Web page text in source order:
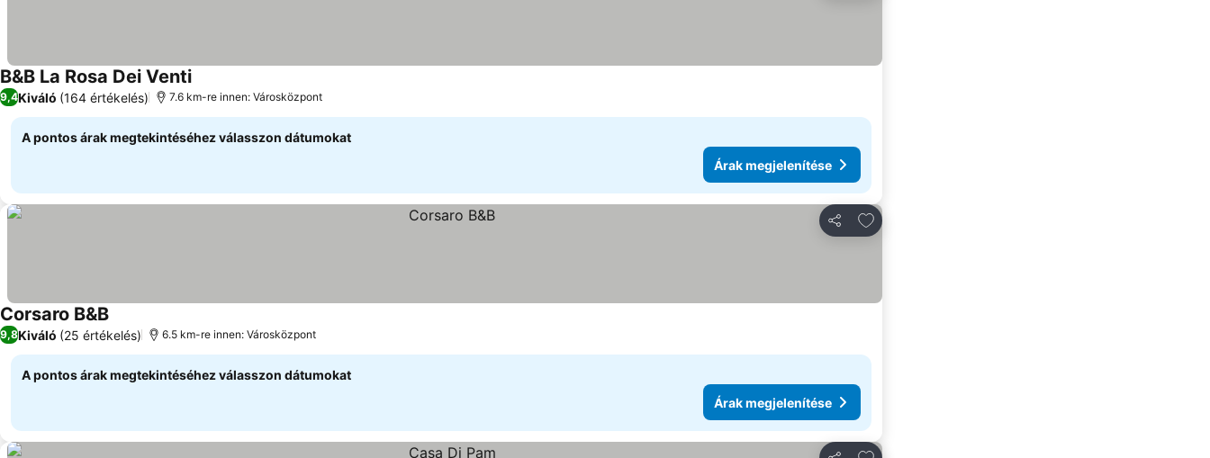
B&B La Rosa Dei VentiÁrak megjelenítése
9,4Kiváló (164 értékelés) 7.6 km-re innen: Városközpont
A pontos árak megtekintéséhez válasszon dátumokat
Árak megjelenítése
Megosztás
Hozzáadás a kedvencekhez
Corsaro B&BÁrak megjelenítése
9,8Kiváló (25 értékelés) 6.5 km-re innen: Városközpont
A pontos árak megtekintéséhez válasszon dátumokat
Árak megjelenítése